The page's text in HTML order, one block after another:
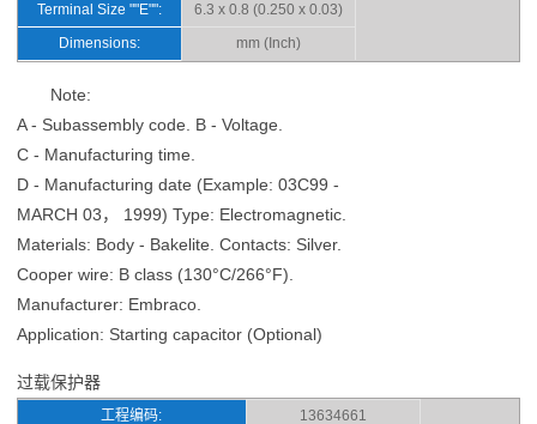
Terminal Size ""E"":
6.3 x 0.8 (0.250 x 0.03)
Dimensions:
mm (Inch)
Note:
A - Subassembly code. B - Voltage.
C - Manufacturing time.
D - Manufacturing date (Example: 03C99 -
MARCH 03， 1999) Type: Electromagnetic.
Materials: Body - Bakelite. Contacts: Silver.
Cooper wire: B class (130°C/266°F).
Manufacturer: Embraco.
Application: Starting capacitor (Optional)
过载保护器
工程编码:
13634661